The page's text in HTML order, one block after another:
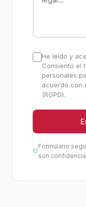
He leído y
Consiento el
personales
acuerdo con
(RGPD).
Formulario
son